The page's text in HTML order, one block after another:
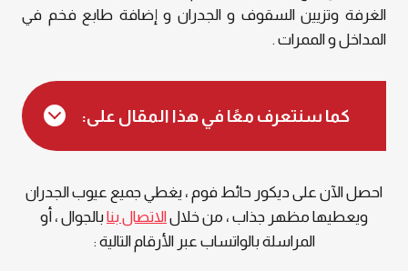
الغرفة وتزيين السقوف و الجدران و إضافة طابع فخم في
المداخل و الممرات .
كما سنتعرف معًا في هذا المقال على:
احصل الآن على ديكور حائط فوم ، يغطي جميع عيوب الجدران
ويعطيها مظهر جذاب ، من خلالالاتصال بنابالجوال ، أو
المراسلة بالواتساب عبر الأرقام التالية :